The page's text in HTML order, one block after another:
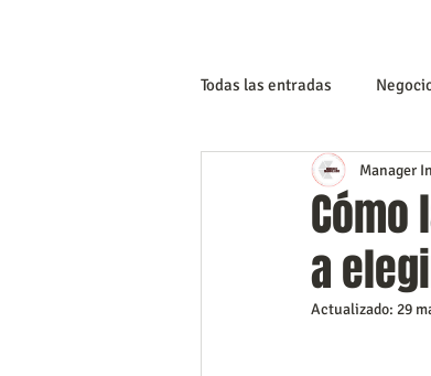
Todas las entradas
Inversiones Inmobiliarias
Publicidad y mercadeo
a
Manager
Actualizado: 29